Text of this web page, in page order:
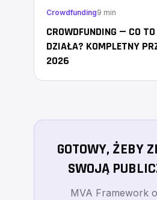
Crowdfunding9 min
CROWDFUNDING — CO
DZIAŁA? KOMPLETNY
2026
GOTOWY, ŻEBY
SWOJĄ
MVA Framework